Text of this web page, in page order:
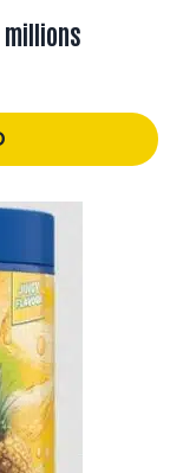
millions